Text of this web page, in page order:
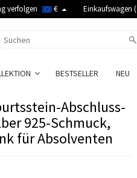
verfolgen € Einkaufswagen (
BESTSELLER NEU
Abschluss-
925-Schmuck,
für Absolventen